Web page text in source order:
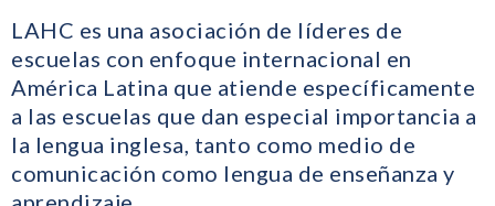
LAHC es una asociación de líderes de
escuelas con enfoque internacional en
América Latina que atiende específicamente
a las escuelas que dan especial importancia a
la lengua inglesa, tanto como medio de
comunicación como lengua de enseñanza y